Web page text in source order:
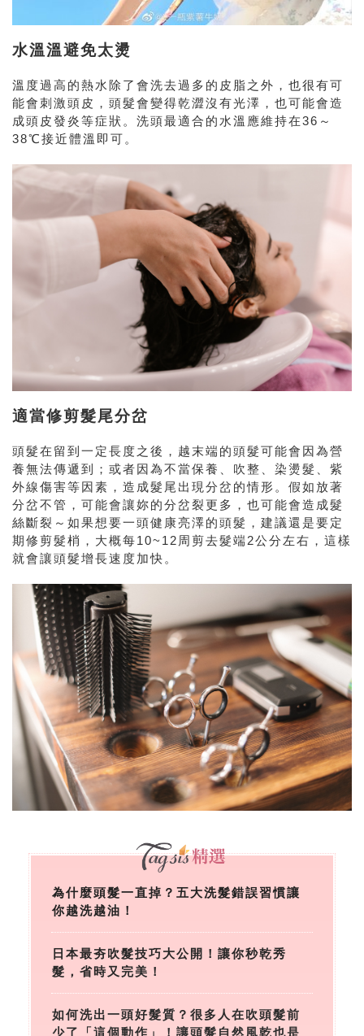
水溫溫避免太燙
溫度過高的熱水除了會洗去過多的皮脂之外，也很有可
能會刺激頭皮，頭髮會變得乾澀沒有光澤，也可能會造
成頭皮發炎等症狀。洗頭最適合的水溫應維持在36～
38℃接近體溫即可。
適當修剪髮尾分岔
頭髮在留到一定長度之後，越末端的頭髮可能會因為營
養無法傳遞到；或者因為不當保養、吹整、染燙髮、紫
外線傷害等因素，造成髮尾出現分岔的情形。假如放著
分岔不管，可能會讓妳的分岔裂更多，也可能會造成髮
絲斷裂～如果想要一頭健康亮澤的頭髮，建議還是要定
期修剪髮梢，大概每10~12周剪去髮端2公分左右，這樣
就會讓頭髮增長速度加快。
為什麼頭髮一直掉？五大洗髮錯誤習慣讓
你越洗越油！
日本最夯吹髮技巧大公開！讓你秒乾秀
髮，省時又完美！
如何洗出一頭好髮質？很多人在吹頭髮前
少了「這個動作」！讓頭髮自然風乾也是